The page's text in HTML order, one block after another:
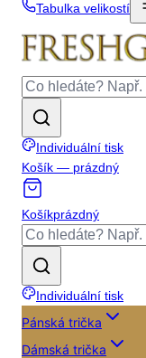
Tabulka velikostí
Individuální tisk
Košík — prázdný
Košíkprázdný
Individuální tisk
Pánská trička
Dámská trička